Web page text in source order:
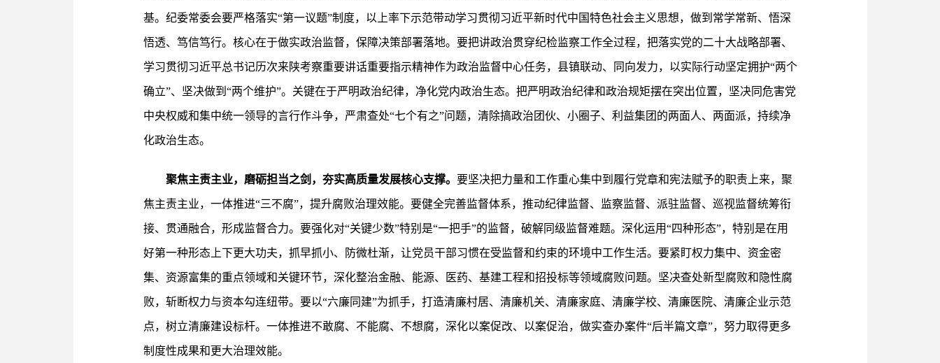
基。纪委常委会要严格落实“第一议题”制度，以上率下示范带动学习贯彻习近平新时代中国特色社会主义思想，做到常学常新、悟深
悟透、笃信笃行。核心在于做实政治监督，保障决策部署落地。要把讲政治贯穿纪检监察工作全过程，把落实党的二十大战略部署、
学习贯彻习近平总书记历次来陕考察重要讲话重要指示精神作为政治监督中心任务，县镇联动、同向发力，以实际行动坚定拥护“两个
确立”、坚决做到“两个维护”。关键在于严明政治纪律，净化党内政治生态。把严明政治纪律和政治规矩摆在突出位置，坚决同危害党
中央权威和集中统一领导的言行作斗争，严肃查处“七个有之”问题，清除搞政治团伙、小圈子、利益集团的两面人、两面派，持续净
化政治生态。
聚焦主责主业，磨砺担当之剑，夯实高质量发展核心支撑。 要坚决把力量和工作重心集中到履行党章和宪法赋予的职责上来，聚
焦主责主业，一体推进“三不腐”，提升腐败治理效能。要健全完善监督体系，推动纪律监督、监察监督、派驻监督、巡视监督统筹衔
接、贯通融合，形成监督合力。要强化对“关键少数”特别是“一把手”的监督，破解同级监督难题。深化运用“四种形态”，特别是在用
好第一种形态上下更大功夫，抓早抓小、防微杜渐，让党员干部习惯在受监督和约束的环境中工作生活。要紧盯权力集中、资金密
集、资源富集的重点领域和关键环节，深化整治金融、能源、医药、基建工程和招投标等领域腐败问题。坚决查处新型腐败和隐性腐
败，斩断权力与资本勾连纽带。要以“六廉同建”为抓手，打造清廉村居、清廉机关、清廉家庭、清廉学校、清廉医院、清廉企业示范
点，树立清廉建设标杆。一体推进不敢腐、不能腐、不想腐，深化以案促改、以案促治，做实查办案件“后半篇文章”，努力取得更多
制度性成果和更大治理效能。